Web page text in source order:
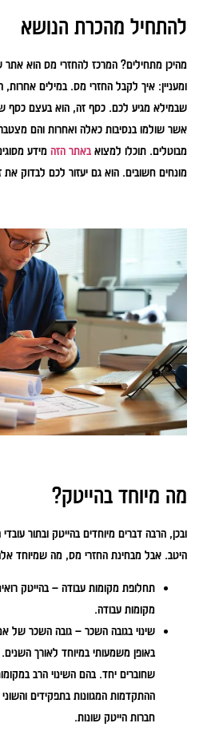
להתחיל מהכרת הנושא
מהיכן מתחילים? המרכז להחזרי מס הוא
ומעניין: איך לקבל החזרי מס. במילים
שבמילא מגיע לכם. כסף זה, הוא בעצם כסף
אשר שולמו בנסיבות כאלה ואחרות והם
מבוטלים. תוכלו למצוא באתר הזה מידע
מונחים חשובים. הוא גם יעזור לכם לבדוק
מה מיוחד בהייטק?
ובכן, הרבה דברים מיוחדים בהייטק ובתור
היטב. אבל מבחינת החזרי מס, מה שמיוחד
תחלופת מקומות עבודה – בהייטק
מקומות עבודה.
שינוי בגובה השכר – גובה השכר של
באופן משמעותי במיוחד לאורך
שחוברים יחד. בהם השינוי הרב
ההתקדמות המגוונות בתפקידים
חברות הייטק שונות.